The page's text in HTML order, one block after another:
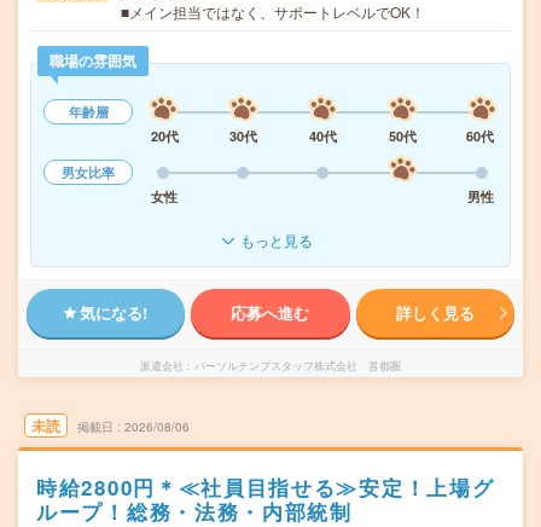
■メイン担当ではなく、サポートレベルでOK！
職場の雰囲気
年齢層
20代
30代 40代 50代
60代
男女比率
女性
男性
もっと見る
気になる! 応募へ進む 詳しく見る
派遣会社 パーソルテンプスタッフ株式会社 首都圏
未読 掲載日 2026/08/06
時給2800円＊≪社員目指せる≫安定！上場グ
ループ！総務・法務・内部統制